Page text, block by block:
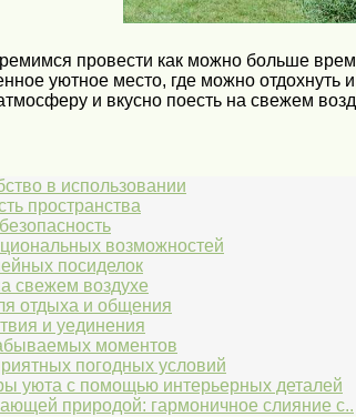
провести как можно больше
уютное место, где можно
и вкусно поесть на свежем
в использовании
пространства
возможностей
посиделок
свежем воздухе
отдыха и общения
и уединения
моментов
погодных условий
уюта с помощью интерьерных деталей
природой: гармоничное слияние с..